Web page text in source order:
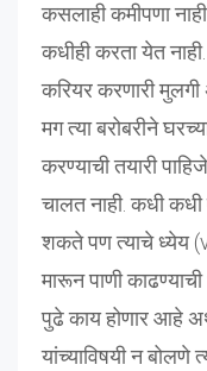
कसलाही कमीपणा नाही
कधीही करता येत
करियर करणारी
मग त्या बरोबरीने
करण्याची तयारी
चालत नाही. कधी
शकते पण त्याचे ध्येय
मारून पाणी
पुढे काय होणार आहे
यांच्याविषयी न बोलणे